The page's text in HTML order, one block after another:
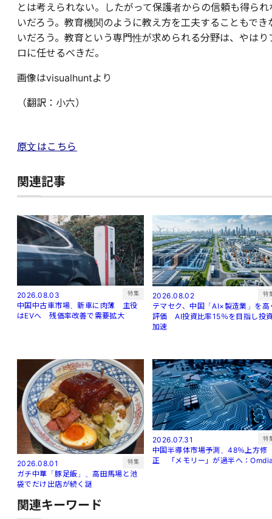
とは考えられない。したがって保護者からの信頼も得られ
いだろう。教育機関のように教え方を工夫することもでき
いだろう。教育という専門性が求められる分野は、やはり
ロに任せるべきだ。
画像はvisualhuntより
（翻訳：小六）
原文はこちら
関連記事
2026.08.03 特集
中国中古車市場、新車に肉薄 主役
はEVへ 残価率改善で需要拡大
2026.08.02 特
テマセク、中国「AI×製造業」を高
評価 AI投資比率15％を目指し投
加速
2026.08.01 特集
ガチ中華「豚足飯」、高田馬場と池
袋でだけ出店が続く謎
2026.07.31 特
中国半導体市場予測、48％上方修
正 「メモリー」が過半へ：
関連キーワード